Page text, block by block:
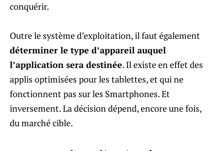
conquérir.
Outre le système d’exploitation, il faut également
déterminer le type d’appareil auquel
l’application sera destinée. Il existe en effet des
applis optimisées pour les tablettes, et qui ne
fonctionnent pas sur les Smartphones. Et
inversement. La décision dépend, encore une fois,
du marché cible.